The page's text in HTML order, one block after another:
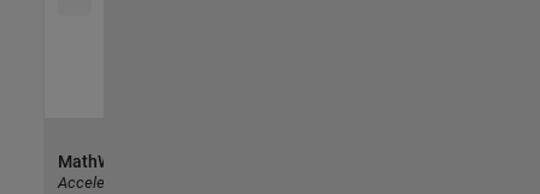
MathWorks
Accelerating